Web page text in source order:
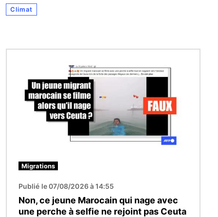
Climat
Migrations
Publié le 07/08/2026 à 14:55
Non, ce jeune Marocain qui nage avec
une perche à selfie ne rejoint pas Ceuta